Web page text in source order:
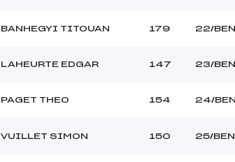
BANHEGYI TITOUAN 179 22/BEN
LAHEURTE EDGAR 147 23/BEN
PAGET THEO 154 24/BEN
VUILLET SIMON 150 25/BEN